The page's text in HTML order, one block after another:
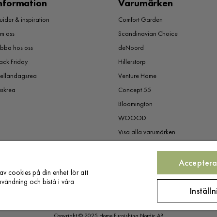
& inspiration
oss
hos oss
Friday
Varumärken
Comfort Garden
Scandinavian Choice
deNoord
Hillerstorp
Venture Home
Concept 55
Bloomington
WOOOD
Visa alla varumärken
cookies på din enhet för att
och bistå i våra